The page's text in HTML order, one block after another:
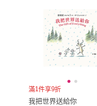
滿1件享9折
我把世界送給你